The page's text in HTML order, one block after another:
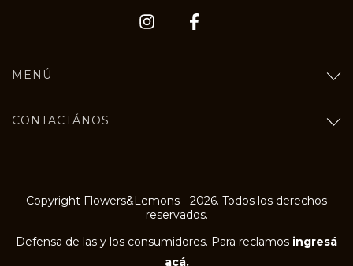
MENÚ
CONTACTÁNOS
Copyright Flowers&Lemons - 2026. Todos los derechos
reservados.
Defensa de las y los consumidores. Para reclamos ingresá
acá.